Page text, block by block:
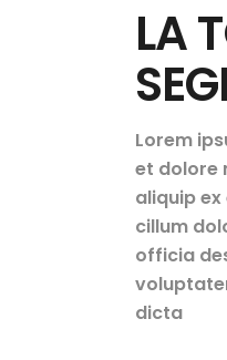
LA
Lorem
et dolore
aliquip
cillum
officia
dicta